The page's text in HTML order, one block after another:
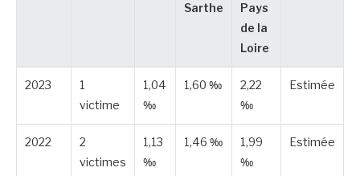
Sarthe
Pays
de la
Loire
2023
1
victime
1,04
‰
1,60 ‰
2,22
‰
Estimée
2022
2
victimes
1,13
‰
1,46 ‰
1,99
‰
Estimée